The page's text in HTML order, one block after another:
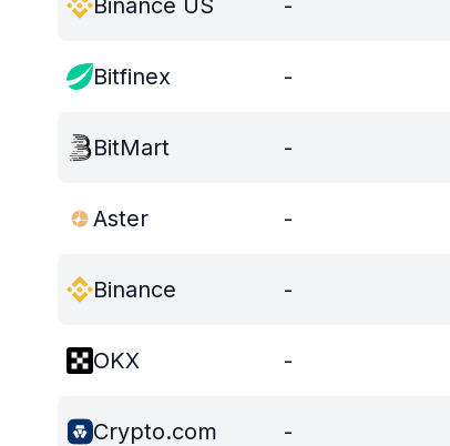
Binance US -
Bitfinex -
BitMart -
Aster -
Binance -
OKX -
Crypto.com -